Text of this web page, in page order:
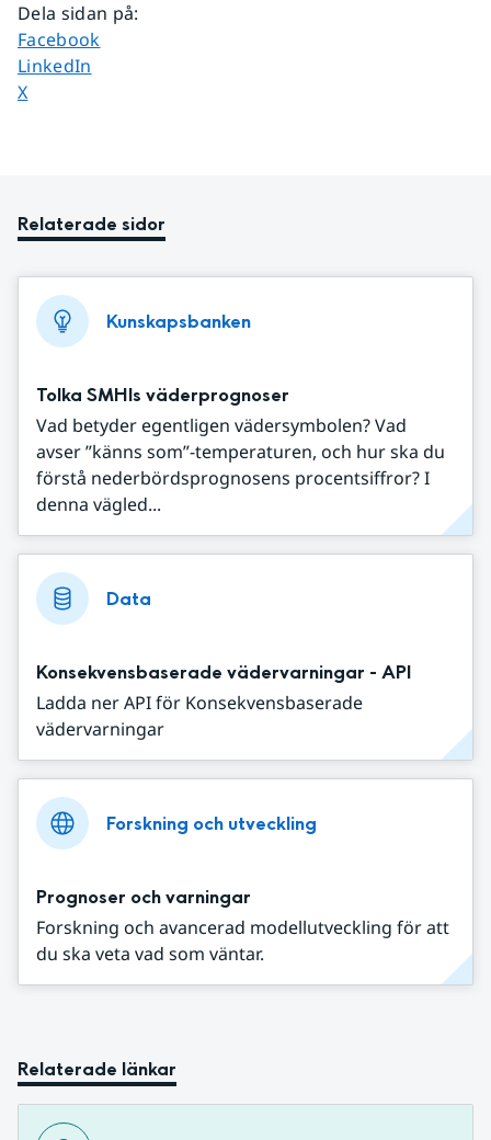
Dela sidan på:
Dela sidan på
Facebook
Dela sidan på
LinkedIn
Dela sidan på
X
Relaterade sidor
Kunskapsbanken
Tolka SMHIs väderprognoser
Vad betyder egentligen vädersymbolen? Vad
avser ”känns som”-temperaturen, och hur ska du
förstå nederbördsprognosens procentsiffror? I
denna vägled...
Data
Konsekvensbaserade vädervarningar - API
Ladda ner API för Konsekvensbaserade
vädervarningar
Forskning och utveckling
Prognoser och varningar
Forskning och avancerad modellutveckling för att
du ska veta vad som väntar.
Relaterade länkar